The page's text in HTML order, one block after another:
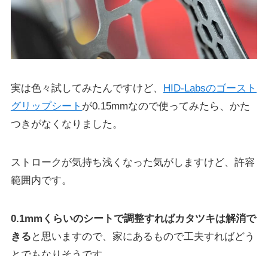
実は色々試してみたんですけど、
HID-Labsのゴースト
グリップシート が0.15mmなので使ってみたら、かた
つきがなくなりました。
ストロークが気持ち浅くなった気がしますけど、許容
範囲内です。
0.1mmくらいのシートで調整すればカタツキは解消で
きる と思いますので、家にあるもので工夫すればどう